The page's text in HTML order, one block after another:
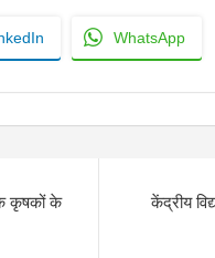
WhatsApp
के कृषकों के
केंद्रीय